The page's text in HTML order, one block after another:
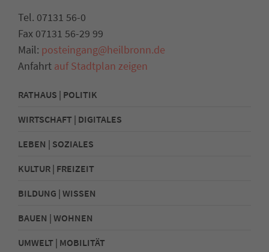
Tel. 07131 56-0
Fax 07131 56-29 99
Mail: posteingang@heilbronn.de
Anfahrt auf Stadtplan zeigen
RATHAUS | POLITIK
WIRTSCHAFT | DIGITALES
LEBEN | SOZIALES
KULTUR | FREIZEIT
BILDUNG | WISSEN
BAUEN | WOHNEN
UMWELT | MOBILITÄT